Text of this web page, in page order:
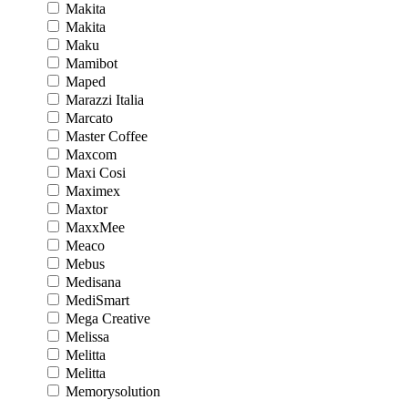
Makita
Makita
Maku
Mamibot
Maped
Marazzi Italia
Marcato
Master Coffee
Maxcom
Maxi Cosi
Maximex
Maxtor
MaxxMee
Meaco
Mebus
Medisana
MediSmart
Mega Creative
Melissa
Melitta
Melitta
Memorysolution